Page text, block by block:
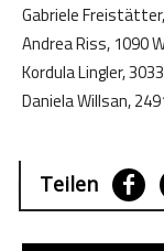
Gabriele
Andrea Riss, 1090
Kordula Lingler,
Daniela Willsan,
Teilen